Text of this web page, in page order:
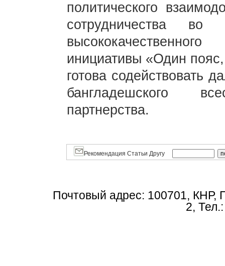
политического
сотрудничества
инициативы «Один
готова содействовать
бангладешского
партнерства.
Рекомендация Статьи Другу
Почтовый адрес: 100701, КНР,
2,